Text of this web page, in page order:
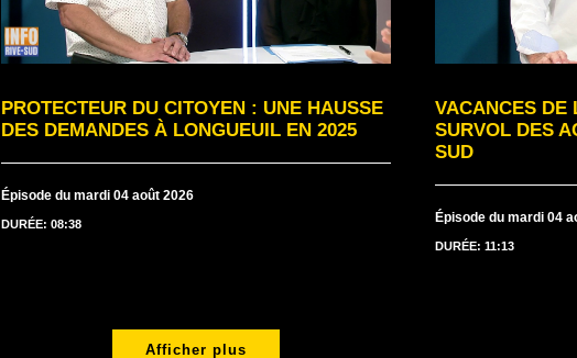
PROTECTEUR DU CITOYEN : UNE HAUSSE
DES DEMANDES À LONGUEUIL EN 2025
Épisode du mardi 04 août 2026
DURÉE: 08:38
VACANCES DE
SURVOL DES
SUD
Épisode du mardi 04
DURÉE: 11:13
Afficher plus